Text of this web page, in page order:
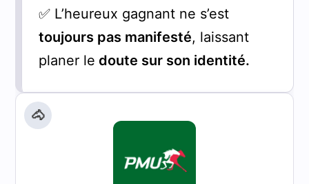
✅ L’heureux gagnant ne s’est
toujours pas manifesté, laissant
planer le doute sur son identité.
🐴